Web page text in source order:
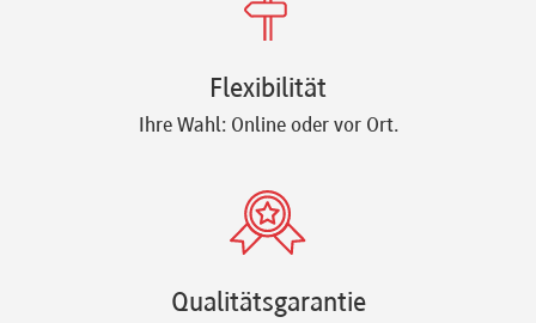
Flexibilität
Ihre Wahl: Online oder vor Ort.
Qualitätsgarantie